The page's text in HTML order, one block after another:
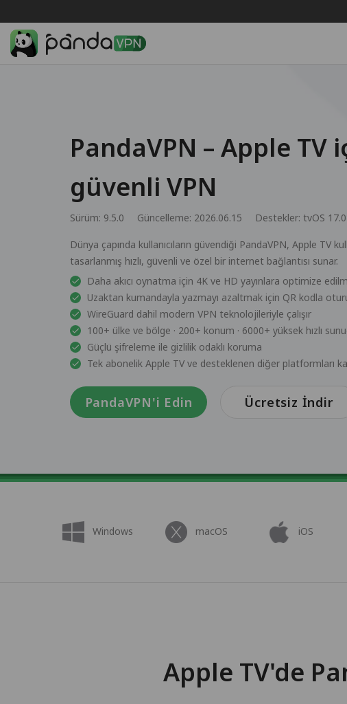
PandaVPN – Apple TV
güvenli VPN
Sürüm: 9.5.0 Güncelleme: 2026.06.15 Destekler: tvOS
Dünya çapında kullanıcıların güvendiği PandaVPN, Apple TV
tasarlanmış hızlı, güvenli ve özel bir internet bağlantısı sunar.
Daha akıcı oynatma için 4K ve HD yayınlara optimize
Uzaktan kumandayla yazmayı azaltmak için QR kodla
WireGuard dahil modern VPN teknolojileriyle çalışır
100+ ülke ve bölge · 200+ konum · 6000+ yüksek hızlı
Güçlü şifreleme ile gizlilik odaklı koruma
Tek abonelik Apple TV ve desteklenen diğer platformları
PandaVPN'i Edin Ücretsiz İndir
Windows macOS iOS
Apple TV'de